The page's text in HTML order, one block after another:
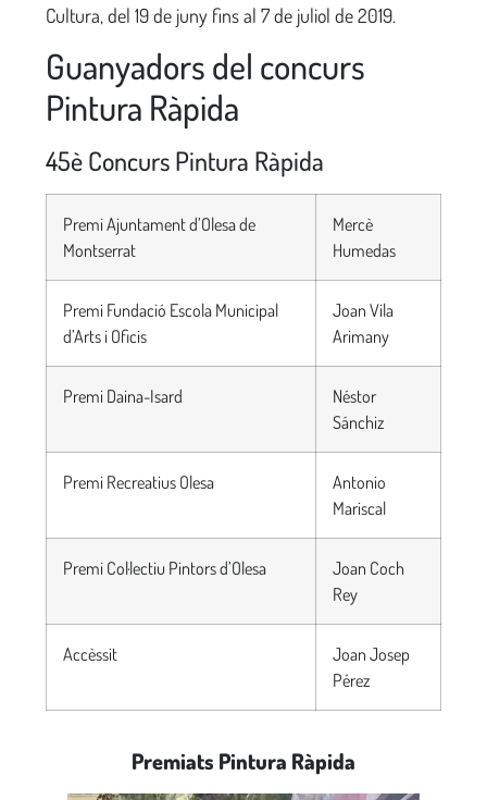
Cultura, del 19 de juny fins al 7 de juliol de 2019.
Guanyadors del concurs
Pintura Ràpida
45è Concurs Pintura Ràpida
Premi Ajuntament d’Olesa de
Montserrat
Mercè
Humedas
Premi Fundació Escola Municipal
d’Arts i Oficis
Joan Vila
Arimany
Premi Daina-Isard
Néstor
Sánchiz
Premi Recreatius Olesa
Antonio
Mariscal
Premi Col·lectiu Pintors d’Olesa
Joan Coch
Rey
Accèssit
Joan Josep
Pérez
Premiats Pintura Ràpida